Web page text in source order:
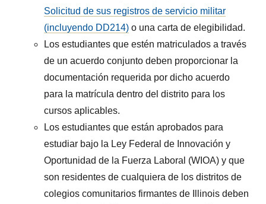
Solicitud de sus registros de servicio militar
(incluyendo DD214) o una carta de elegibilidad.
Los estudiantes que estén matriculados a través
de un acuerdo conjunto deben proporcionar la
documentación requerida por dicho acuerdo
para la matrícula dentro del distrito para los
cursos aplicables.
Los estudiantes que están aprobados para
estudiar bajo la Ley Federal de Innovación y
Oportunidad de la Fuerza Laboral (WIOA) y que
son residentes de cualquiera de los distritos de
colegios comunitarios firmantes de Illinois deben